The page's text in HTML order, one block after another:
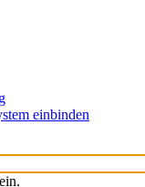
einbinden